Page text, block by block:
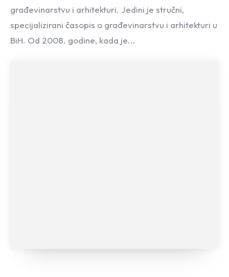
građevinarstvu i arhitekturi. Jedini je stručni,
specijalizirani časopis o građevinarstvu i arhitekturi u
BiH. Od 2008. godine, kada je...